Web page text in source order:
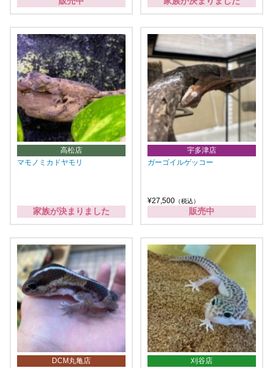
高松店
マモノミカドヤモリ
家族が決まりました
宇多津店
ガーゴイルゲッコー
¥27,500 （税込）
販売中
DCM丸亀店
刈谷店